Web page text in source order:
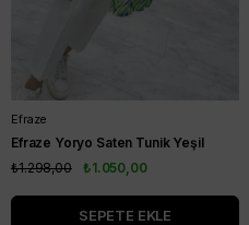
Efraze
Efraze Yoryo Saten Tunik Yeşil
₺1.050,00
₺1.298,00
SEPETE EKLE